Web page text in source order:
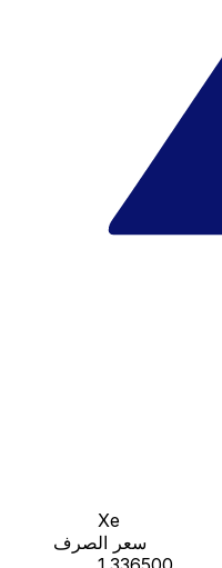
Xe
سعر الصرف